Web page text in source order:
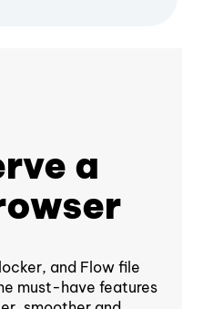
a
and Flow file
must-have features